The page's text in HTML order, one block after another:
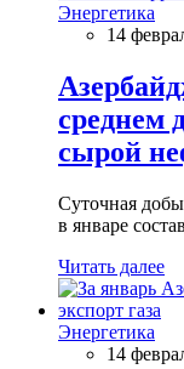
Энергетика
14
среднем
сырой
Суточная
в январе
Читать далее
Энергетика
14